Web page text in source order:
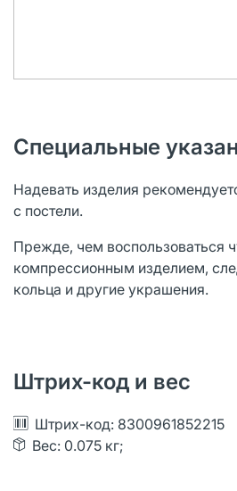
Специальные
Надевать изделия
с постели.
Прежде, чем воспользоваться
компрессионным изделием,
кольца и другие украшения.
Штрих-код и вес
Штрих-код: 8300961852215
Вес: 0.075 кг;